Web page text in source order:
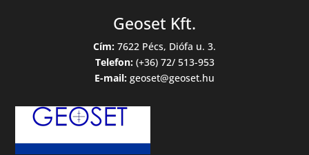
Geoset Kft.
Cím: 7622 Pécs, Diófa u. 3.
Telefon:(+36) 72/ 513-953
E-mail: geoset@geoset.hu